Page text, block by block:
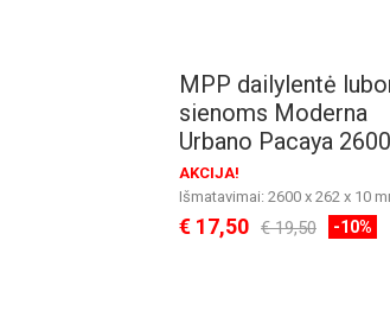
MPP dailylentė
sienoms Moderna
Urbano Pacaya
AKCIJA!
Išmatavimai: 2600 x 262 x 10
Pakuotė: 4 vnt. / 2.725 m2
Kaina už 1 m2
€ 17,50 € 19,50 -10%